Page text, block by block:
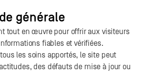
générale
tout en œuvre pour offrir aux visiteurs
fiables et vérifiées.
les soins apportés, le site peut
des défauts de mise à jour ou